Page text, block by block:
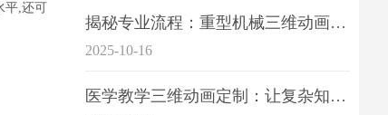
平,还可
揭秘专业流程：重型机械三维动画制作的5大关键步骤
2025-10-16
医学教学三维动画定制：让复杂知识一目了